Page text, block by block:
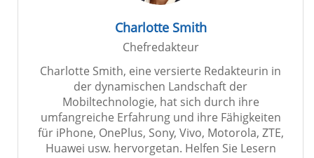
Charlotte Smith
Chefredakteur
Charlotte Smith, eine versierte Redakteurin in
der dynamischen Landschaft der
Mobiltechnologie, hat sich durch ihre
umfangreiche Erfahrung und ihre Fähigkeiten
für iPhone, OnePlus, Sony, Vivo, Motorola, ZTE,
Huawei usw. hervorgetan. Helfen Sie Lesern